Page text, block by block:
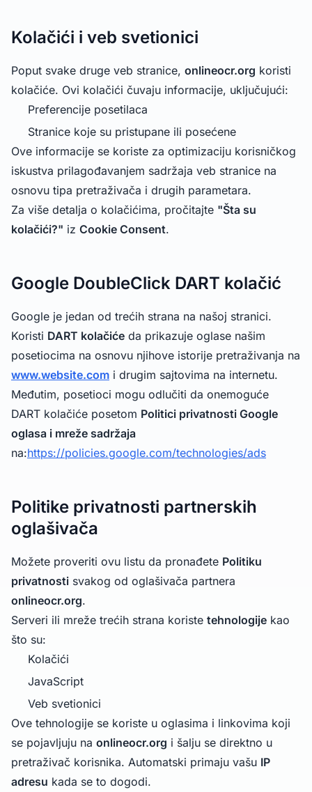
Kolačići i veb svetionici
Poput svake druge veb stranice, onlineocr.org koristi
kolačiće. Ovi kolačići čuvaju informacije, uključujući:
Preferencije posetilaca
Stranice koje su pristupane ili posećene
Ove informacije se koriste za optimizaciju korisničkog
iskustva prilagođavanjem sadržaja veb stranice na
osnovu tipa pretraživača i drugih parametara.
Za više detalja o kolačićima, pročitajte "Šta su
kolačići?" iz Cookie Consent.
Google DoubleClick DART kolačić
Google je jedan od trećih strana na našoj stranici.
Koristi DART kolačiće da prikazuje oglase našim
posetiocima na osnovu njihove istorije pretraživanja na
www.website.com i drugim sajtovima na internetu.
Međutim, posetioci mogu odlučiti da onemoguće
DART kolačiće posetom Politici privatnosti Google
oglasa i mreže sadržaja
na:https://policies.google.com/technologies/ads
Politike privatnosti partnerskih
oglašivača
Možete proveriti ovu listu da pronađete Politiku
privatnosti svakog od oglašivača partnera
onlineocr.org.
Serveri ili mreže trećih strana koriste tehnologije kao
što su:
Kolačići
JavaScript
Veb svetionici
Ove tehnologije se koriste u oglasima i linkovima koji
se pojavljuju na onlineocr.org i šalju se direktno u
pretraživač korisnika. Automatski primaju vašu IP
adresu kada se to dogodi.